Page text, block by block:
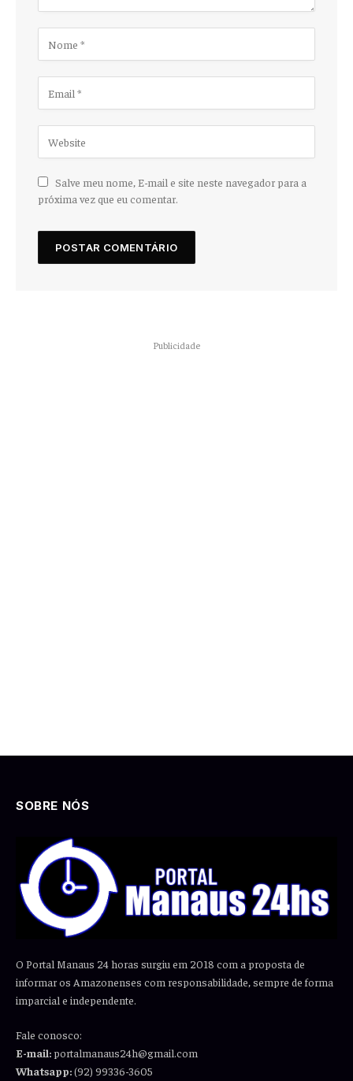
Salve meu nome, E-mail e site neste navegador para a
próxima vez que eu comentar.
Publicidade
SOBRE NÓS
O Portal Manaus 24 horas surgiu em 2018 com a proposta de
informar os Amazonenses com responsabilidade, sempre de forma
imparcial e independente.
Fale conosco:
E-mail:portalmanaus24h@gmail.com
Whatsapp:(92) 99336-3605